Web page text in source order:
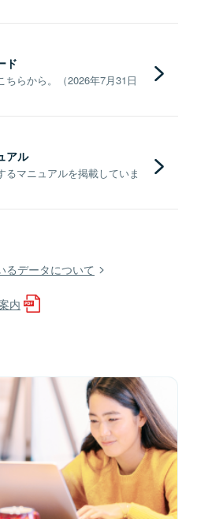
ド
らから。（2026年7月31日
アル
マニュアルを掲載していま
るデータについて
内